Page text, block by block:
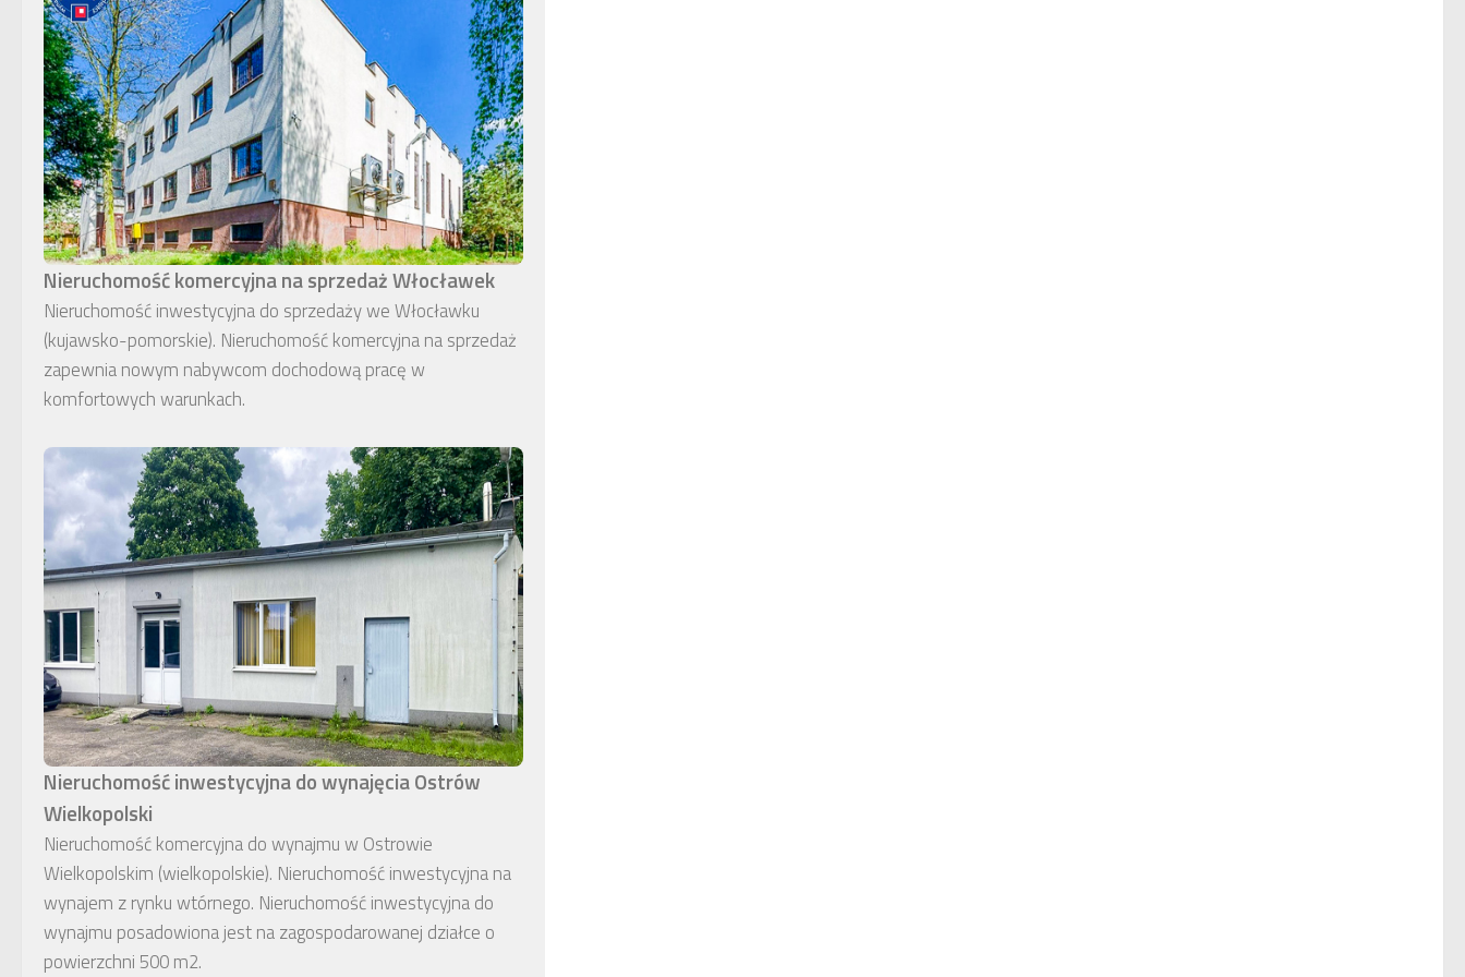
Nieruchomość komercyjna na sprzedaż Włocławek
Nieruchomość inwestycyjna do sprzedaży we Włocławku
(kujawsko-pomorskie). Nieruchomość komercyjna na sprzedaż
zapewnia nowym nabywcom dochodową pracę w
komfortowych warunkach.
Nieruchomość inwestycyjna do wynajęcia Ostrów
Wielkopolski
Nieruchomość komercyjna do wynajmu w Ostrowie
Wielkopolskim (wielkopolskie). Nieruchomość inwestycyjna na
wynajem z rynku wtórnego. Nieruchomość inwestycyjna do
wynajmu posadowiona jest na zagospodarowanej działce o
powierzchni 500 m2.